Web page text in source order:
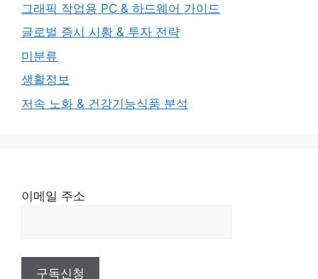
그래픽 작업용 PC & 하드웨어 가이드
글로벌 증시 시황 & 투자 전략
미분류
생활정보
저속 노화 & 건강기능식품 분석
이메일 주소